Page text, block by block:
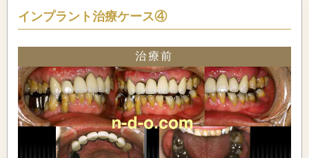
インプラント治療ケース④
治療前